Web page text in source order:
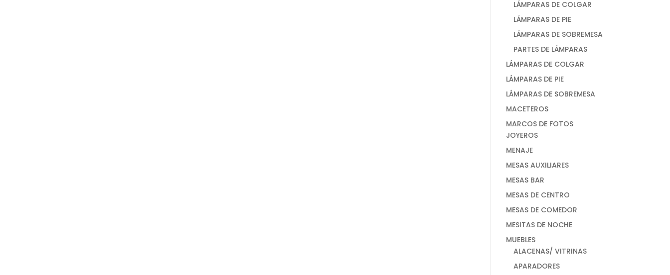
LÁMPARAS DE COLGAR
LÁMPARAS DE PIE
LÁMPARAS DE SOBREMESA
PARTES DE LÁMPARAS
LÁMPARAS DE COLGAR
LÁMPARAS DE PIE
LÁMPARAS DE SOBREMESA
MACETEROS
MARCOS DE FOTOS
JOYEROS
MENAJE
MESAS AUXILIARES
MESAS BAR
MESAS DE CENTRO
MESAS DE COMEDOR
MESITAS DE NOCHE
MUEBLES
ALACENAS/ VITRINAS
APARADORES